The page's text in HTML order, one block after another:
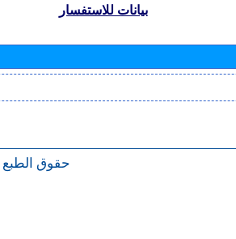
بيانات للاستفسار
حقوق الطبع